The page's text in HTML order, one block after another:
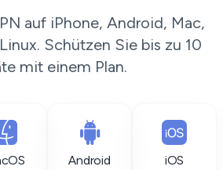
auf iPhone, Android, Mac,
Schützen Sie bis zu 10
mit einem Plan.
Android iOS